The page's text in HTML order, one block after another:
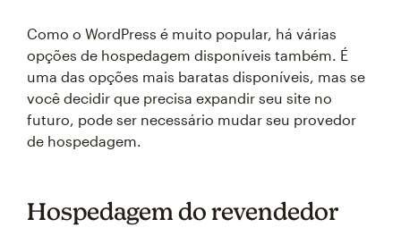
Como o WordPress é muito popular, há várias
opções de hospedagem disponíveis também. É
uma das opções mais baratas disponíveis, mas se
você decidir que precisa expandir seu site no
futuro, pode ser necessário mudar seu provedor
de hospedagem.
Hospedagem do revendedor